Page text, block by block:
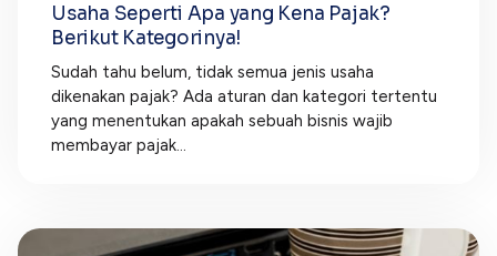
Usaha Seperti Apa yang Kena Pajak?
Berikut Kategorinya!
Sudah tahu belum, tidak semua jenis usaha
dikenakan pajak? Ada aturan dan kategori tertentu
yang menentukan apakah sebuah bisnis wajib
membayar pajak...